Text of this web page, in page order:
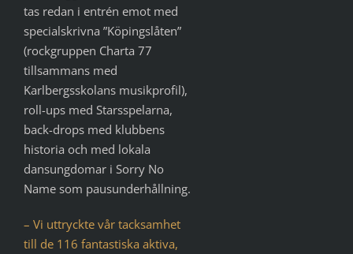
tas redan i entrén emot med
specialskrivna ”Köpingslåten”
(rockgruppen Charta 77
tillsammans med
Karlbergsskolans musikprofil),
roll-ups med Starsspelarna,
back-drops med klubbens
historia och med lokala
dansungdomar i Sorry No
Name som pausunderhållning.
– Vi uttryckte vår tacksamhet
till de 116 fantastiska aktiva,